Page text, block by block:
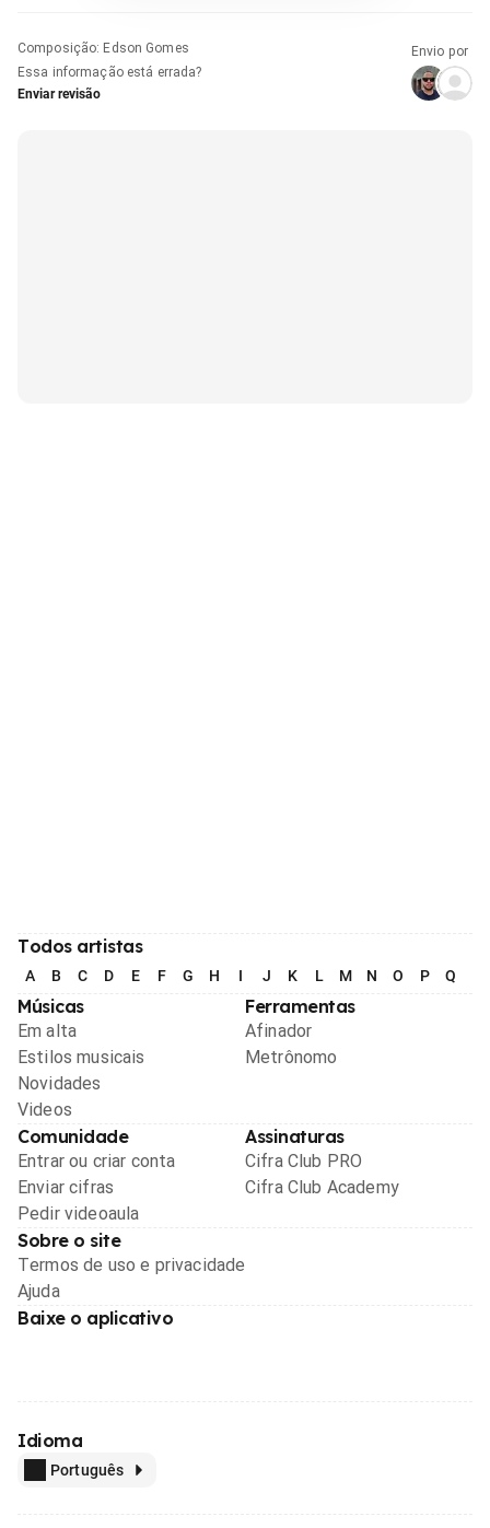
Composição: Edson Gomes
Essa informação está errada?
Enviar revisão
Envio por
Todos artistas
A B C D E F G H I J K L M N O P Q
Músicas
Em alta
Estilos musicais
Novidades
Videos
Ferramentas
Afinador
Metrônomo
Comunidade
Entrar ou criar conta
Enviar cifras
Pedir videoaula
Assinaturas
Cifra Club PRO
Cifra Club Academy
Sobre o site
Termos de uso e privacidade
Ajuda
Baixe o aplicativo
Idioma
Português